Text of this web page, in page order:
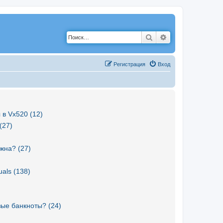
Поиск
Вход
Регистрация
Vx520 (12)
(27)
(138)
банкноты? (24)